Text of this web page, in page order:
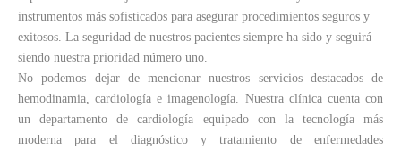
instrumentos más sofisticados para asegurar procedimientos seguros y
exitosos. La seguridad de nuestros pacientes siempre ha sido y seguirá
siendo nuestra prioridad número uno.
No podemos dejar de mencionar nuestros servicios destacados de
hemodinamia, cardiología e imagenología. Nuestra clínica cuenta con
un departamento de cardiología equipado con la tecnología más
moderna para el diagnóstico y tratamiento de enfermedades